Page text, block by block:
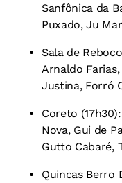
Sanfônica da
Puxado, Ju
Sala de
Arnaldo
Justina, Forró
Coreto
Nova, Gui de
Gutto Cabaré,
Quincas Berro